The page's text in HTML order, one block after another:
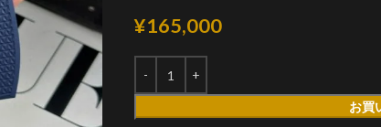
¥165,000
お買